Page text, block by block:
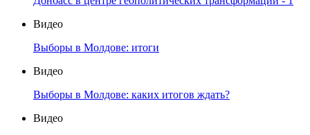
Видео
Выборы в Молдове: итоги
Видео
Выборы в Молдове: каких итогов ждать?
Видео